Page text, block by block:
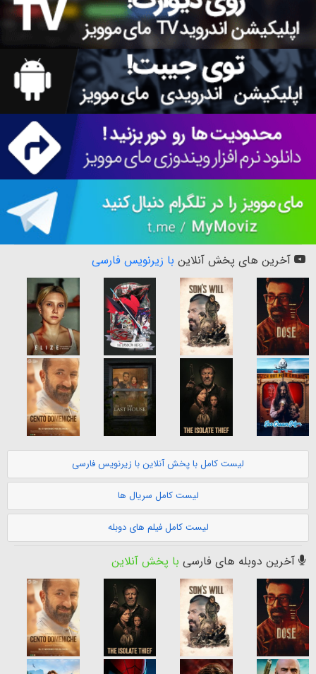
آخرین های پخش آنلاین با زیرنویس فارسی
لیست کامل با پخش آنلاین با زیرنویس فارسی
لیست کامل سریال ها
لیست کامل فیلم های دوبله
آخرین دوبله های فارسی با پخش آنلاین